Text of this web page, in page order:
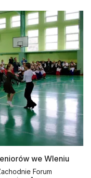
we Wleniu
Forum